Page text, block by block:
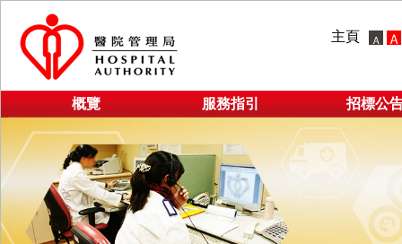
主頁
概覽 服務指引 招標公